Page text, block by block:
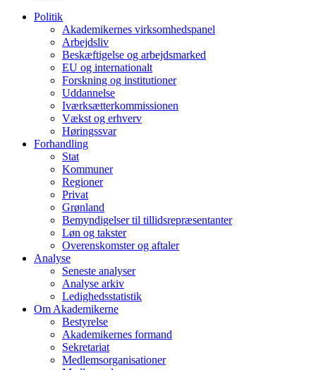
Politik
Akademikernes virksomhedspanel
Arbejdsliv
Beskæftigelse og arbejdsmarked
EU og internationalt
Forskning og institutioner
Uddannelse
Iværksætterkommissionen
Vækst og erhverv
Høringssvar
Forhandling
Stat
Kommuner
Regioner
Privat
Grønland
Bemyndigelser til tillidsrepræsentanter
Løn og takster
Overenskomster og aftaler
Analyse
Seneste analyser
Analyse arkiv
Ledighedsstatistik
Om Akademikerne
Bestyrelse
Akademikernes formand
Sekretariat
Medlemsorganisationer